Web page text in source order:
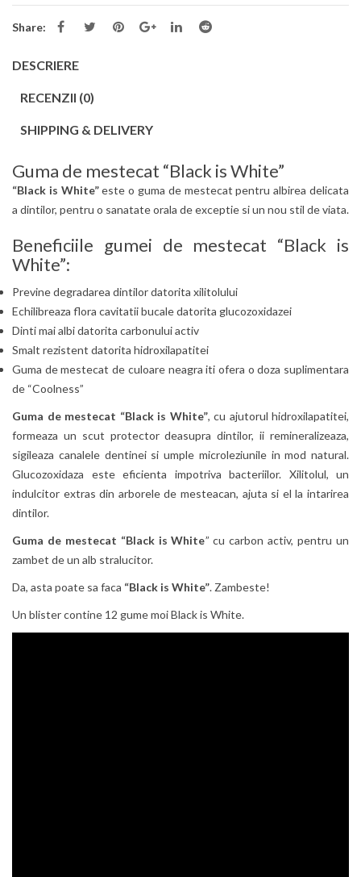
Share:
DESCRIERE
RECENZII (0)
SHIPPING & DELIVERY
Guma de mestecat “Black is White”
“Black is White”este o guma de mestecat pentru albirea delicata
a dintilor, pentru o sanatate orala de exceptie si un nou stil de viata.
Beneficiile gumei de mestecat “Black is
White”:
Previne degradarea dintilor datorita xilitolului
Echilibreaza flora cavitatii bucale datorita glucozoxidazei
Dinti mai albi datorita carbonului activ
Smalt rezistent datorita hidroxilapatitei
Guma de mestecat de culoare neagra iti ofera o doza suplimentara
de “Coolness”
Guma de mestecat “Black is White”, cu ajutorul hidroxilapatitei,
formeaza un scut protector deasupra dintilor, ii remineralizeaza,
sigileaza canalele dentinei si umple microleziunile in mod natural.
Glucozoxidaza este eficienta impotriva bacteriilor. Xilitolul, un
indulcitor extras din arborele de mesteacan, ajuta si el la intarirea
dintilor.
Guma de mestecat “Black is White” cu carbon activ, pentru un
zambet de un alb stralucitor.
Da, asta poate sa faca “Black is White”. Zambeste!
Un blister contine 12 gume moi Black is White.